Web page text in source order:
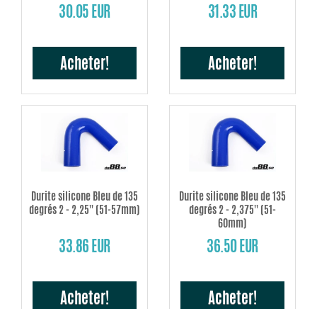
30.05 EUR
Acheter!
31.33 EUR
Acheter!
Durite silicone Bleu de 135
degrés 2 - 2,25'' (51-57mm)
33.86 EUR
Acheter!
Durite silicone Bleu de 135
degrés 2 - 2,375'' (51-
60mm)
36.50 EUR
Acheter!